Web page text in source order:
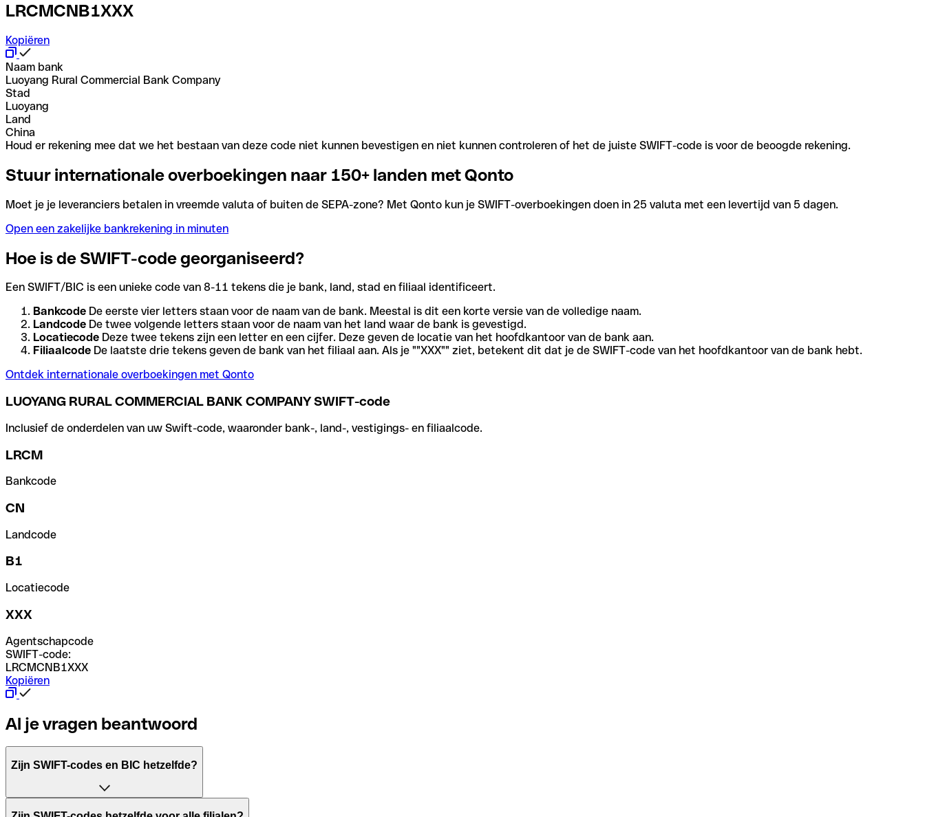
LRCMCNB1XXX
Kopiëren
Naam bank
Luoyang Rural Commercial Bank Company
Stad
Luoyang
Land
China
Houd er rekening mee dat we het bestaan van deze code niet kunnen bevestigen en niet kunnen controleren of het de juiste SWIFT-code is voor de beoogde rekening.
Stuur internationale overboekingen naar 150+ landen met Qonto
Moet je je leveranciers betalen in vreemde valuta of buiten de SEPA-zone? Met Qonto kun je SWIFT-overboekingen doen in 25 valuta met een levertijd van 5 dagen.
Open een zakelijke bankrekening in minuten
Hoe is de SWIFT-code georganiseerd?
Een SWIFT/BIC is een unieke code van 8-11 tekens die je bank, land, stad en filiaal identificeert.
Bankcode De eerste vier letters staan voor de naam van de bank. Meestal is dit een korte versie van de volledige naam.
Landcode De twee volgende letters staan voor de naam van het land waar de bank is gevestigd.
Locatiecode Deze twee tekens zijn een letter en een cijfer. Deze geven de locatie van het hoofdkantoor van de bank aan.
Filiaalcode De laatste drie tekens geven de bank van het filiaal aan. Als je ""XXX"" ziet, betekent dit dat je de SWIFT-code van het hoofdkantoor van de bank hebt.
Ontdek internationale overboekingen met Qonto
LUOYANG RURAL COMMERCIAL BANK COMPANY SWIFT-code
Inclusief de onderdelen van uw Swift-code, waaronder bank-, land-, vestigings- en filiaalcode.
LRCM
Bankcode
CN
Landcode
B1
Locatiecode
XXX
Agentschapcode
SWIFT-code:
LRCMCNB1XXX
Kopiëren
Al je vragen beantwoord
Zijn SWIFT-codes en BIC hetzelfde?